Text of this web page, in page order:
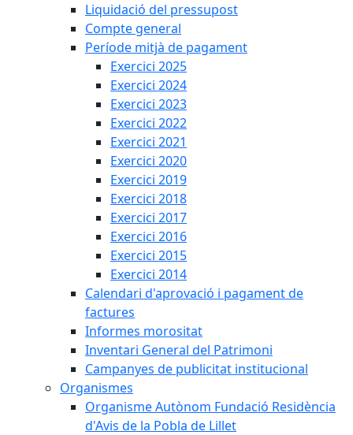
Liquidació del pressupost
Compte general
Període mitjà de pagament
Exercici 2025
Exercici 2024
Exercici 2023
Exercici 2022
Exercici 2021
Exercici 2020
Exercici 2019
Exercici 2018
Exercici 2017
Exercici 2016
Exercici 2015
Exercici 2014
Calendari d'aprovació i pagament de
factures
Informes morositat
Inventari General del Patrimoni
Campanyes de publicitat institucional
Organismes
Organisme Autònom Fundació Residència
d'Avis de la Pobla de Lillet